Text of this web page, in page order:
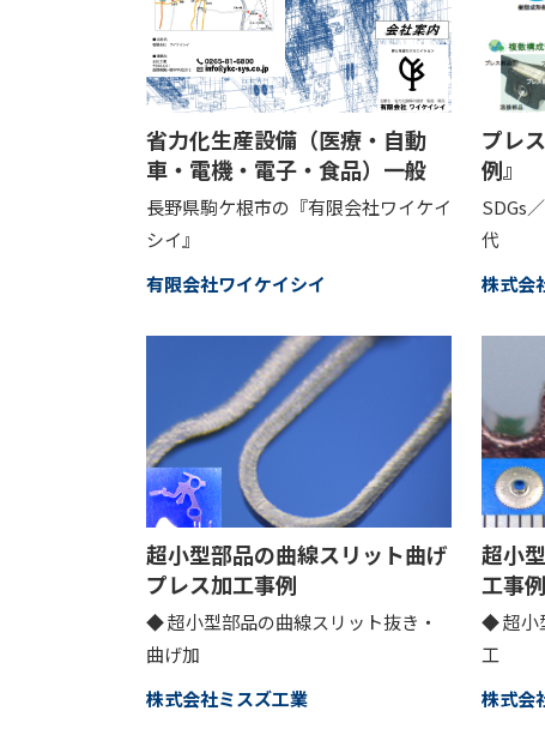
省力化生産設備（医療・自動
車・電機・電子・食品）一般
長野県駒ケ根市の『有限会社ワイケイ
シイ』
有限会社ワイケイシイ
プレ
例』
SDGs
代
株式会
超小型部品の曲線スリット曲げ
プレス加工事例
◆ 超小型部品の曲線スリット抜き・
曲げ加
株式会社ミスズ工業
超小
工事例
◆ 超小
工
株式会